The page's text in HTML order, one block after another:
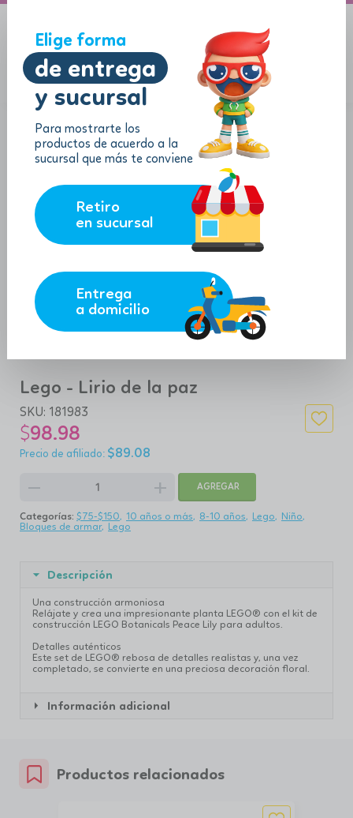
Elige forma
de entrega
y sucursal
Para mostrarte los
productos de acuerdo a la
sucursal que más te conviene
Retiro
en sucursal
Entrega
a domicilio
Lego - Lirio de la paz
SKU: 181983
$98.98
$89.08
remove add AGREGAR
Categorías: $75-$150 10 años o más 8-10 años Lego
Niño
Bloques de armar Lego
Descripción
Una construcción armoniosa
Relájate y crea una impresionante planta LEGO® con el kit de
construcción LEGO Botanicals Peace Lily para adultos.
Detalles auténticos
Este set de LEGO® rebosa de detalles realistas y, una vez
completado, se convierte en una preciosa decoración floral.
Información adicional
Productos relacionados